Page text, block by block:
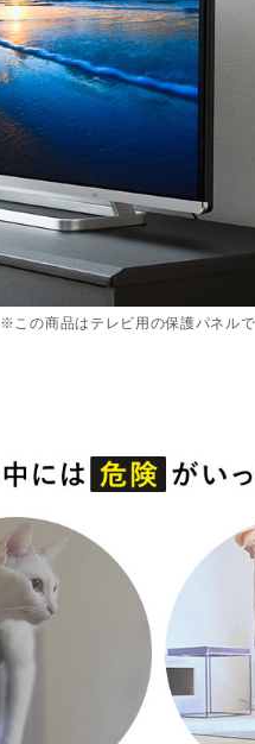
※この商品はテレビ用の保護パネル